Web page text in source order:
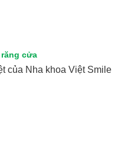
răng cửa
của Nha khoa Việt Smile